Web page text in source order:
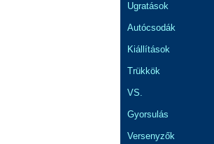
Ugratások
Autócsodák
Kiállítások
Trükkök
VS.
Gyorsulás
Versenyzők